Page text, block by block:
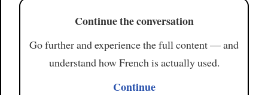
Continue the conversation
Go further and experience the full content — and
understand how French is actually used.
Continue